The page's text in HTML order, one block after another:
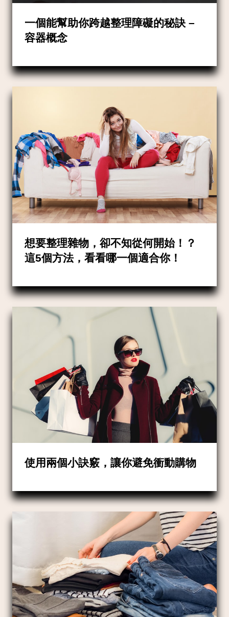
一個能幫助你跨越整理障礙的秘訣 –
容器概念
想要整理雜物，卻不知從何開始！？
這5個方法，看看哪一個適合你！
使用兩個小訣竅，讓你避免衝動購物